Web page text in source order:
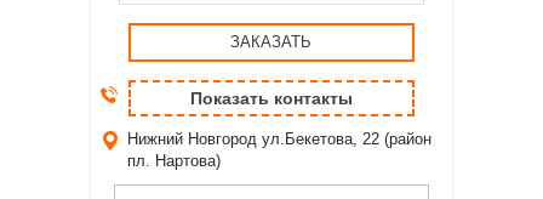
ЗАКАЗАТЬ
Показать контакты
Нижний Новгород ул.Бекетова, 22 (район
пл. Нартова)